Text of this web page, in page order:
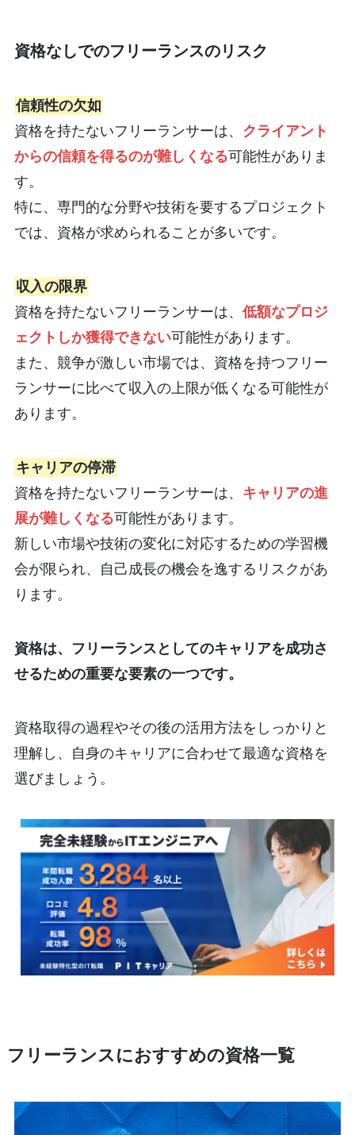
資格なしでのフリーランスのリスク
信頼性の欠如
資格を持たないフリーランサーは、 クライアント
からの信頼を得るのが難しくなる可能性がありま
す。
特に、専門的な分野や技術を要するプロジェクト
では、資格が求められることが多いです。
収入の限界
資格を持たないフリーランサーは、 低額なプロジ
ェクトしか獲得できない可能性があります。
また、競争が激しい市場では、資格を持つフリー
ランサーに比べて収入の上限が低くなる可能性が
あります。
キャリアの停滞
資格を持たないフリーランサーは、 キャリアの進
展が難しくなる可能性があります。
新しい市場や技術の変化に対応するための学習機
会が限られ、自己成長の機会を逸するリスクがあ
ります。
資格は、フリーランスとしてのキャリアを成功さ
せるための重要な要素の一つです。
資格取得の過程やその後の活用方法をしっかりと
理解し、自身のキャリアに合わせて最適な資格を
選びましょう。
フリーランスにおすすめの資格一覧